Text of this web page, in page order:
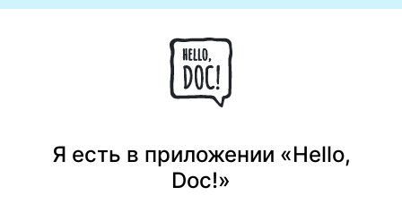
Я есть в приложении «Hello,
Doc!»